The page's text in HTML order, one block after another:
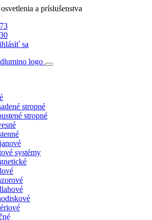
a príslušenstva
sa
stropné
stropné
systémy